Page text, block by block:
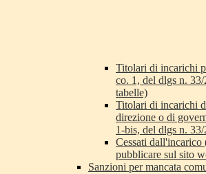
Titolari di incarichi
co. 1, del dlgs n.
tabelle)
Titolari di incarichi
direzione o di
1-bis, del dlgs n.
Cessati dall'incarico
pubblicare sul sito
Sanzioni per mancata